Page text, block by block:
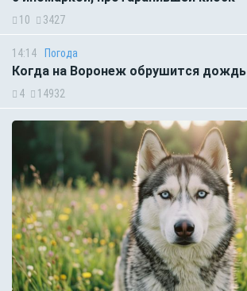
10 3427
14:14 Погода
Когда на Воронеж обрушится дождь
4 14932